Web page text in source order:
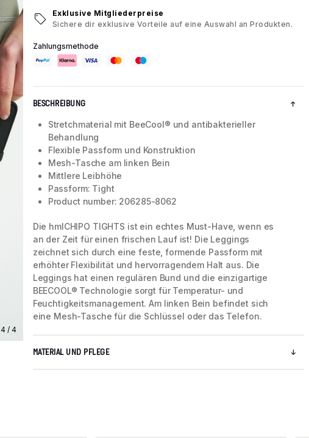
4 / 4
Exklusive Mitgliederpreise
Sichere dir exklusive Vorteile auf eine Auswahl an Produkten.
Zahlungsmethode
BESCHREIBUNG
Stretchmaterial mit BeeCool® und antibakterieller
Behandlung
Flexible Passform und Konstruktion
Mesh-Tasche am linken Bein
Mittlere Leibhöhe
Passform: Tight
Product number: 206285-8062
Die hmlCHIPO TIGHTS ist ein echtes Must-Have, wenn es
an der Zeit für einen frischen Lauf ist! Die Leggings
zeichnet sich durch eine feste, formende Passform mit
erhöhter Flexibilität und hervorragendem Halt aus. Die
Leggings hat einen regulären Bund und die einzigartige
BEECOOL® Technologie sorgt für Temperatur- und
Feuchtigkeitsmanagement. Am linken Bein befindet sich
eine Mesh-Tasche für die Schlüssel oder das Telefon.
MATERIAL UND PFLEGE